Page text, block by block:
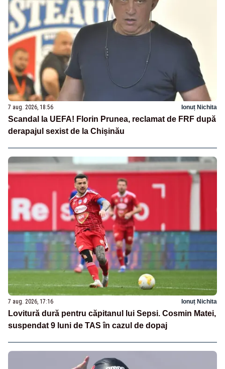
7 aug. 2026, 18:56 Ionuț Nichita
Scandal la UEFA! Florin Prunea, reclamat de FRF după
derapajul sexist de la Chișinău
7 aug. 2026, 17:16 Ionuț Nichita
Lovitură dură pentru căpitanul lui Sepsi. Cosmin Matei,
suspendat 9 luni de TAS în cazul de dopaj